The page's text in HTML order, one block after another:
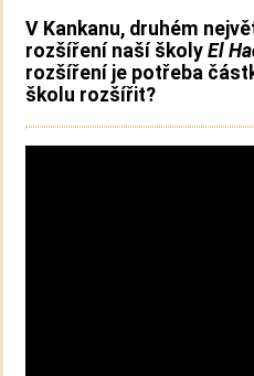
V Kankanu, druhém
rozšíření naší školy El
rozšíření je potřeba
školu rozšířit?